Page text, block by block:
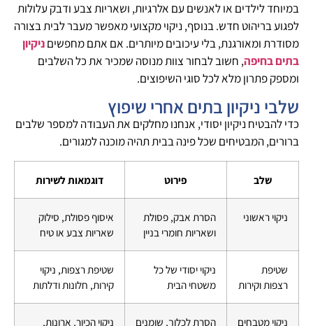
במיוחד לילדים או לאנשים עם אלרגיות, ושאריות צבע ודבק עלולות
לפגוע בריהוט חדש. בנוסף, ניקוי מקצועי מאפשר מעבר לבית בצורה
מסודרת ומאורגנת, בלי עיכובים מיותרים. אם אתם מחפשיםניקיון
בתים בחיפה, חשוב לבחור צוות מנוסה שמכיר את כל השלבים
ומספק פתרון מלא לכל סוגי השיפוצים.
שלבי ניקיון בתים אחרי שיפוץ
כדי להבטיח ניקיון יסודי, אנחנו מחלקים את העבודה למספר שלבים
ברורים, המבטיחים שכל פינה בבית תהיה מוכנה למגורים.
שלב פירוט דוגמאות לשירות
ניקוי ראשוני
הסרת אבק, פסולת
ושאריות חומרי בניין
איסוף פסולת, סילוק
שאריות צבע או טיח
שטיפת
רצפות וקירות
ניקוי יסודי של כל
משטחי הבית
שטיפת רצפות, ניקוי
קירות, חלונות ודלתות
ניקוי מטבחים
הסרת לכלוך, שומנים
ניקוי הכיור, ארונות,